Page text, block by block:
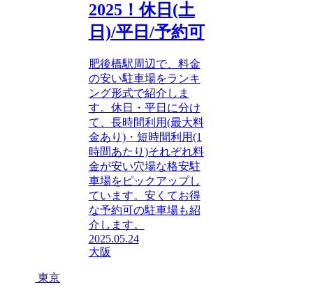
2025！休日(土
日)/平日/予約可
肥後橋駅周辺で、料金
の安い駐車場をランキ
ング形式で紹介しま
す。休日・平日に分け
て、長時間利用(最大料
金あり)・短時間利用(1
時間あたり)それぞれ料
金が安い穴場な格安駐
車場をピックアップし
ています。安くてお得
な予約可の駐車場も紹
介します。
2025.05.24
大阪
東京